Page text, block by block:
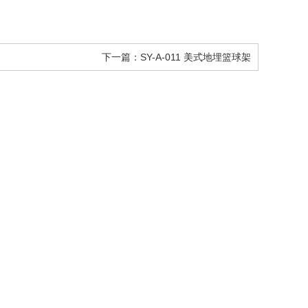
下一篇：SY-A-011 美式地埋篮球架